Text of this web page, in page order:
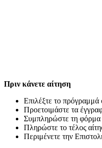
Πριν κάνετε αίτηση
Επιλέξτε το πρόγραμμά
Προετοιμάστε τα
Συμπληρώστε τη φόρμα
Πληρώστε το τέλος
Περιμένετε την